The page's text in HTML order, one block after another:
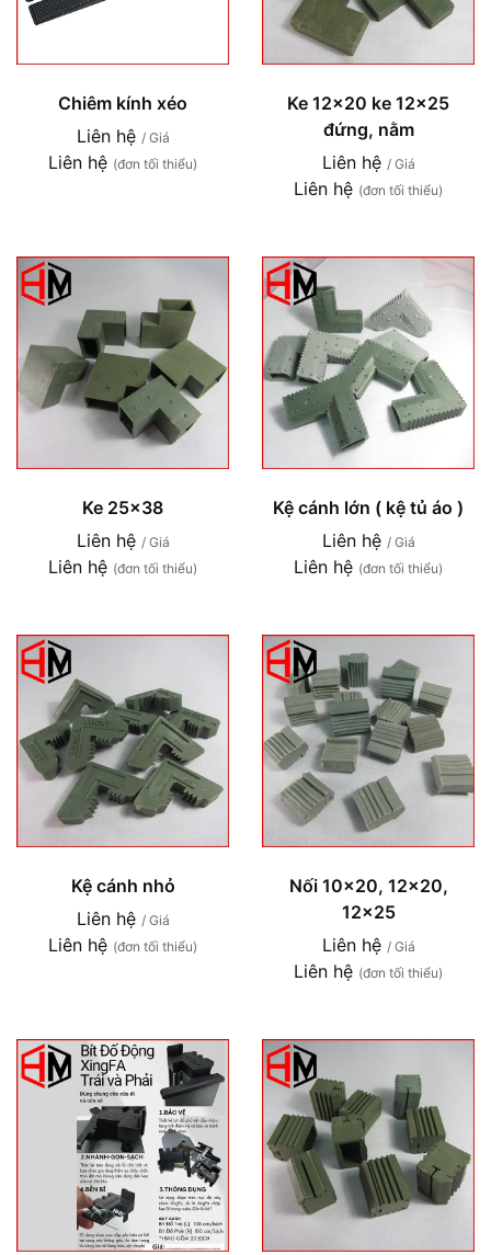
Chiêm kính xéo
Liên hệ / Giá
Liên hệ (đơn tối thiểu)
Ke 12x20 ke 12x25
đứng, nằm
Liên hệ / Giá
Liên hệ (đơn tối thiểu)
Ke 25x38
Liên hệ / Giá
Liên hệ (đơn tối thiểu)
Kệ cánh lớn ( kệ tủ áo )
Liên hệ / Giá
Liên hệ (đơn tối thiểu)
Kệ cánh nhỏ
Liên hệ / Giá
Liên hệ (đơn tối thiểu)
Nối 10x20, 12x20,
12x25
Liên hệ / Giá
Liên hệ (đơn tối thiểu)